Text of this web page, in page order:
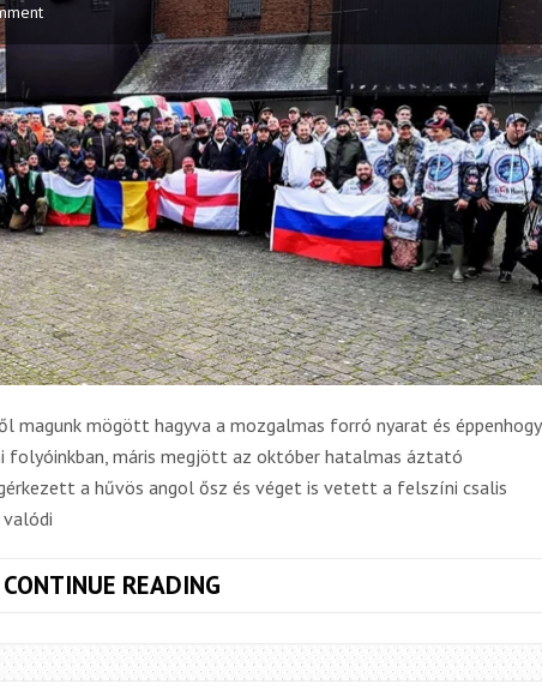
magunk mögött hagyva a mozgalmas forró nyarat és éppenhogy
folyóinkban, máris megjött az október hatalmas áztató
a hűvös angol ősz és véget is vetett a felszíni csalis
CONTINUE READINGPERGETVE
NEMZETKÖZI
HIDAK,